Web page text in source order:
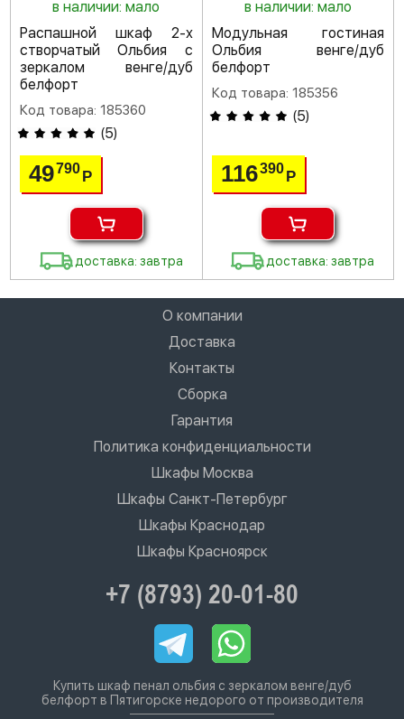
в наличии: мало
Распашной шкаф 2-х
створчатый Ольбия с
зеркалом венге/дуб
белфорт
Код товара: 185360
(5)
49790Р
доставка: завтра
в наличии: мало
Модульная гостиная
Ольбия венге/дуб
белфорт
Код товара: 185356
(5)
116390 Р
доставка: завтра
О компании
Доставка
Контакты
Сборка
Гарантия
Политика конфиденциальности
Шкафы Москва
Шкафы Санкт-Петербург
Шкафы Краснодар
Шкафы Красноярск
+7 (8793) 20-01-80
Купить шкаф пенал ольбия с зеркалом венге/дуб
белфорт в Пятигорске недорого от производителя